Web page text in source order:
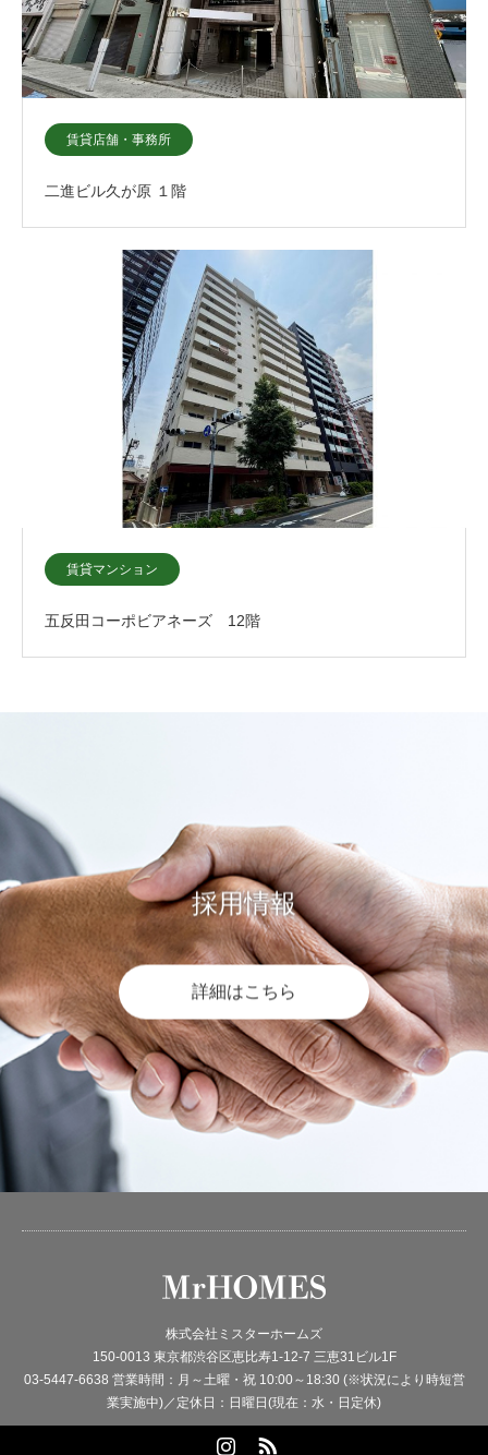
賃貸店舗・事務所
二進ビル久が原 １階
賃貸マンション
五反田コーポビアネーズ 12階
採用情報
詳細はこちら
株式会社ミスターホームズ
150-0013 東京都渋谷区恵比寿1-12-7 三恵31ビル1F
03-5447-6638 営業時間：月～土曜・祝 10:00～18:30 (※状況により時短営
業実施中)／定休日：日曜日(現在：水・日定休)